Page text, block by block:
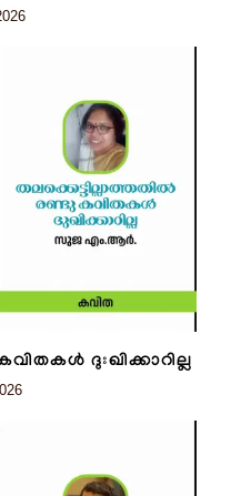
ദുഃഖിക്കാറില്ല